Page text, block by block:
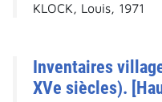
KLOCK, Louis, 1971
Inventaires
XVe siècles).